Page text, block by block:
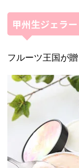
甲州生ジェラ
フルーツ王国が贈